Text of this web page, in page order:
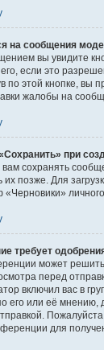
на сообщения
вы увидите
если это
по этой кнопке, вы
жалобы на
при
сохранять
их позже. Для
«Черновики»
требует
может
перед
включил вас в
его или её мнению,
для